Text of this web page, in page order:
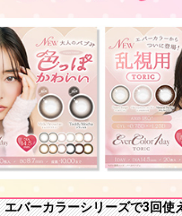
エバーカラーシリーズで3回使